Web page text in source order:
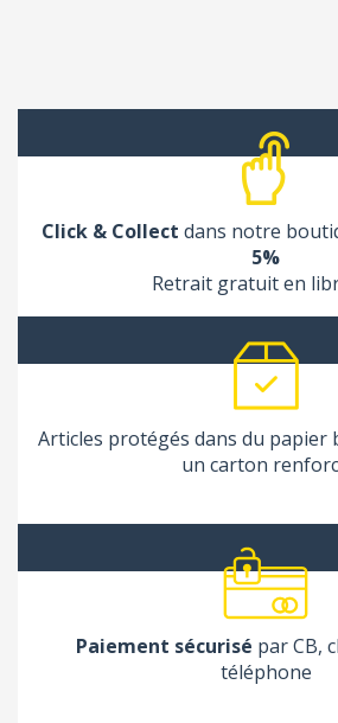
Click & Collect dans notre
5%
Retrait gratuit en
Articles protégés dans du papier
un carton
Paiement sécurisé par CB,
téléphone